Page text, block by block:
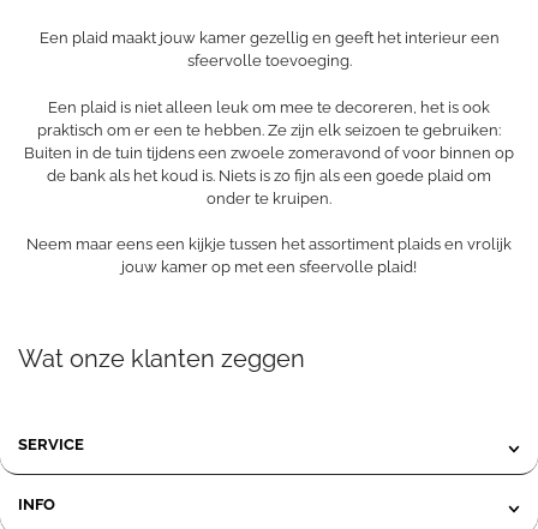
Een plaid maakt jouw kamer gezellig en geeft het interieur een
sfeervolle toevoeging.
Een plaid is niet alleen leuk om mee te decoreren, het is ook
praktisch om er een te hebben. Ze zijn elk seizoen te gebruiken:
Buiten in de tuin tijdens een zwoele zomeravond of voor binnen op
de bank als het koud is. Niets is zo fijn als een goede plaid om
onder te kruipen.
Neem maar eens een kijkje tussen het assortiment plaids en vrolijk
jouw kamer op met een sfeervolle plaid!
Wat onze klanten zeggen
SERVICE
INFO